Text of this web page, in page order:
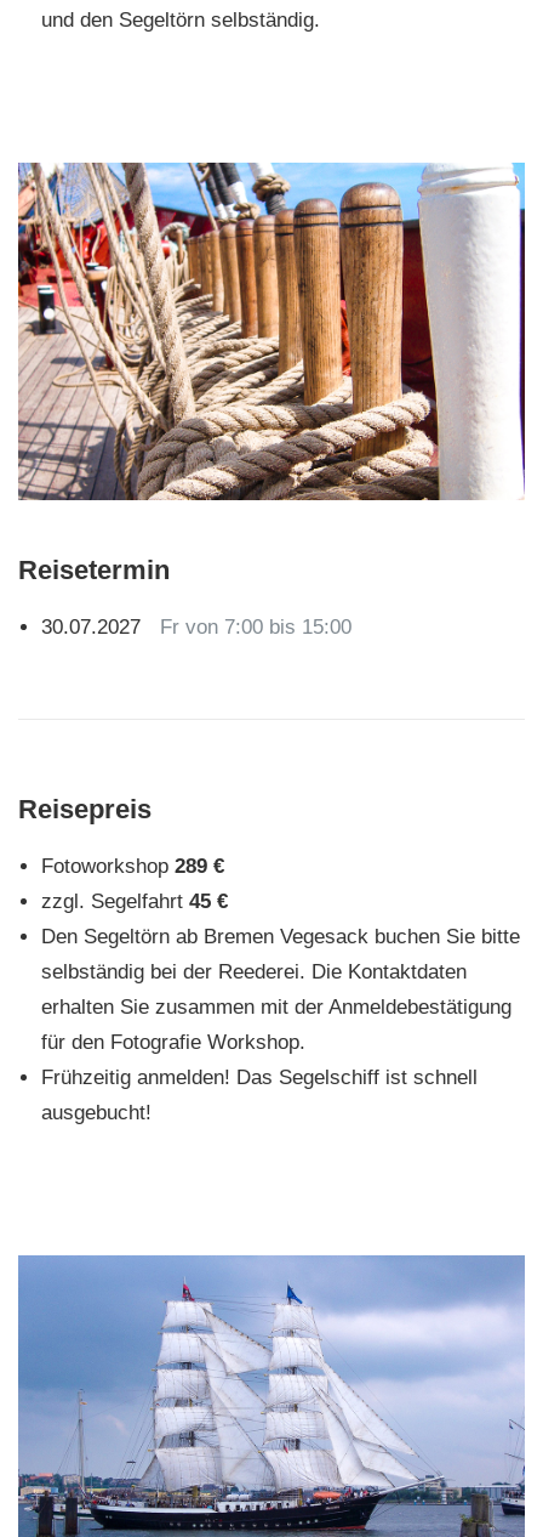
und den Segeltörn selbständig.
Reisetermin
30.07.2027 Fr von 7:00 bis 15:00
Reisepreis
Fotoworkshop289 €
zzgl. Segelfahrt45 €
Den Segeltörn ab Bremen Vegesack buchen Sie bitte
selbständig bei der Reederei. Die Kontaktdaten
erhalten Sie zusammen mit der Anmeldebestätigung
für den Fotografie Workshop.
Frühzeitig anmelden! Das Segelschiff ist schnell
ausgebucht!